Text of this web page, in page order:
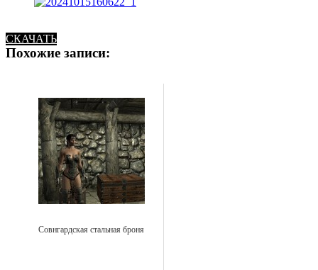
СКАЧАТЬ
Похожие записи:
Совнгардская стальная броня